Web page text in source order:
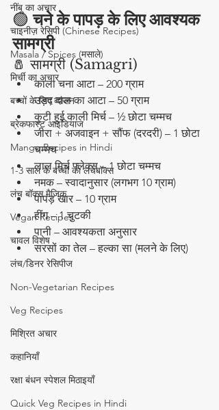
नींबू का अचार
चाइनीज़ रेसिपी (Chinese Recipes)
Masala / Spices (मसाले)
मिर्ची का अचार
बच्चों के लिए व्यंजन
ब्रेकफास्ट आइडियाज
Mango Recipes in Hindi
1-3 साल के बच्चों का लंचबॉक्स
लंच बॉक्स मैजिक
Vegan Recipes
चावल विशेष
लंच/डिनर रेसिपीज
Non-Vegetarian Recipes
Veg Recipes
मिश्रित अचार
कहानियाँ
रक्षा बंधन स्पेशल मिठाइयाँ
Quick Veg Recipes in Hindi
🟢 चने के पापड़ के लिए आवश्यक
सामग्री
🧂 सामग्री (Samagri)
काला चना आटा – 200 ग्राम
उड़द दाल का आटा – 50 ग्राम
कुटी हुई काली मिर्च – ½ छोटा चम्मच
जीरा + अजवाइन + सौंफ (दरदरी) – 1 छोटा
चम्मच
लाल मिर्च फ्लेक्स – 1 छोटा चम्मच
नमक – स्वादानुसार (लगभग 10 ग्राम)
पापड़ खार – 10 ग्राम
हींग – 1 चुटकी
पानी – आवश्यकता अनुसार
सरसों का तेल – हल्का सा (मलने के लिए)